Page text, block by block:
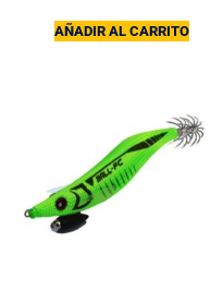
AÑADIR AL CARRITO